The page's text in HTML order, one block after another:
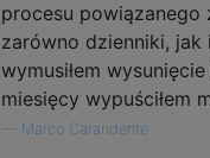
procesu powiązanego
zarówno dzienniki,
wymusiłem
miesięcy wypuściłem
Marco Carandente